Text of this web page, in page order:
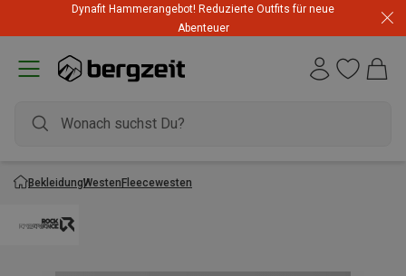
Dynafit Hammerangebot! Reduzierte Outfits für neue
Abenteuer
BekleidungWestenFleecewesten